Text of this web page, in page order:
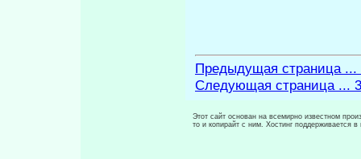
Предыдущая страница ...
Следующая страница ...
Этот сайт основан на всемирно известном
то и копирайт с ним. Хостинг поддерживается